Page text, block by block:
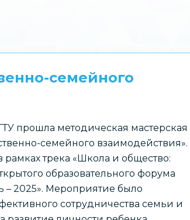
семейного
прошла методическая мастерская
семейного взаимодействия».
трека «Школа и общество:
образовательного форума
– 2025». Мероприятие было
сотрудничества семьи и